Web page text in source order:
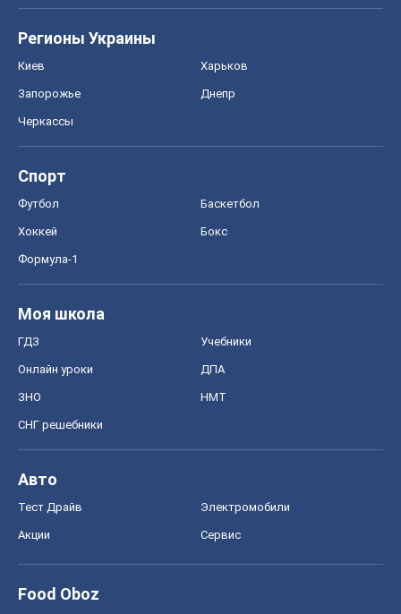
Регионы Украины
Киев Харьков
Запорожье Днепр
Черкассы
Спорт
Футбол Баскетбол
Хоккей Бокс
Формула-1
Моя школа
ГДЗ Учебники
Онлайн уроки ДПА
ЗНО НМТ
СНГ решебники
Авто
Тест Драйв Электромобили
Акции Сервис
Food Oboz